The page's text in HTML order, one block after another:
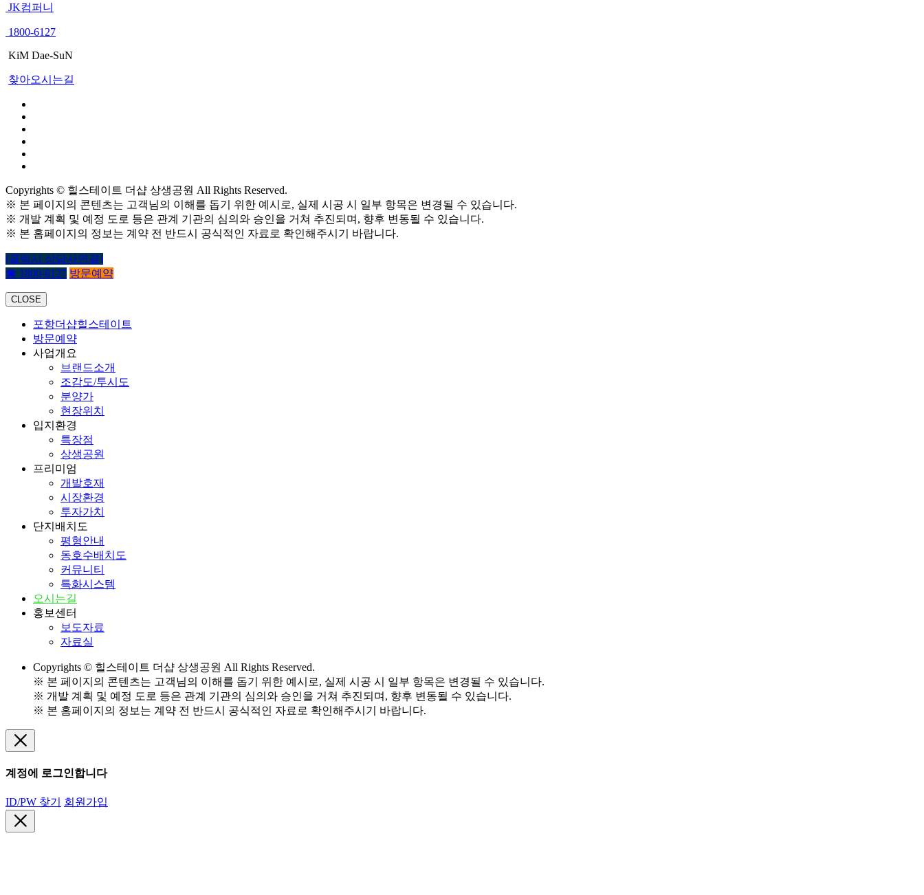
JK컴퍼니
1800-6127
KiM Dae-SuN
찾아오시는길
Copyrights © 힐스테이트 더샵 상생공원 All Rights Reserved.
※ 본 페이지의 콘텐츠는 고객님의 이해를 돕기 위한 예시로, 실제 시공 시 일부 항목은 변경될 수 있습니다.
※ 개발 계획 및 예정 도로 등은 관계 기관의 심의와 승인을 거쳐 추진되며, 향후 변동될 수 있습니다.
※ 본 홈페이지의 정보는 계약 전 반드시 공식적인 자료로 확인해주시기 바랍니다.
(클릭시 상담사연결)
☎ 1800-6127 방문예약
CLOSE
포항더샵힐스테이트
방문예약
사업개요
브랜드소개
조감도/투시도
분양가
현장위치
입지환경
특장점
상생공원
프리미엄
개발호재
시장환경
투자가치
단지배치도
평형안내
동호수배치도
커뮤니티
특화시스템
오시는길
홍보센터
보도자료
자료실
Copyrights © 힐스테이트 더샵 상생공원 All Rights Reserved.
※ 본 페이지의 콘텐츠는 고객님의 이해를 돕기 위한 예시로, 실제 시공 시 일부 항목은 변경될 수 있습니다.
※ 개발 계획 및 예정 도로 등은 관계 기관의 심의와 승인을 거쳐 추진되며, 향후 변동될 수 있습니다.
※ 본 홈페이지의 정보는 계약 전 반드시 공식적인 자료로 확인해주시기 바랍니다.
계정에 로그인합니다
ID/PW 찾기 회원가입